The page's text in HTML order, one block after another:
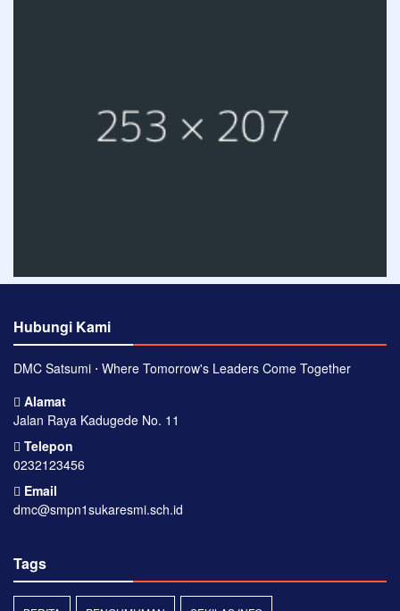
Hubungi Kami
DMC Satsumi ⋅ Where Tomorrow's Leaders Come Together
Alamat
Jalan Raya Kadugede No. 11
Telepon
0232123456
Email
dmc@smpn1sukaresmi.sch.id
Tags